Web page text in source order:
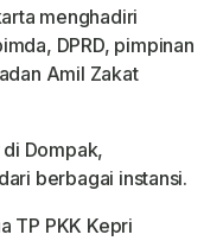
menghadiri
DPRD, pimpinan
Amil Zakat
Dompak,
berbagai instansi.
TP PKK Kepri